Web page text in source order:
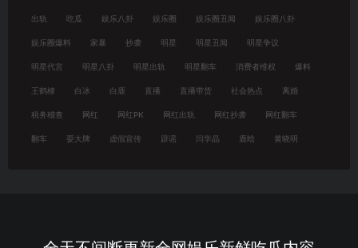
出轨 吃瓜 娱乐八卦 娱乐圈 娱乐圈丑闻 娱乐圈八卦
娱乐圈爆料 家暴 抄袭 明星 明星丑闻 明星争议
明星代言 明星八卦 明星出轨 明星翻车 消费者维权 爆料
王鹤棣 白冰 白鹿 直播 直播带货 社会热点 离婚
税务稽查 网红 网红PK 网红出轨 网红抄袭 网红翻车
翻车 耍大牌 虚假宣传 辟谣 闫学晶 鹿晗 黄晓明